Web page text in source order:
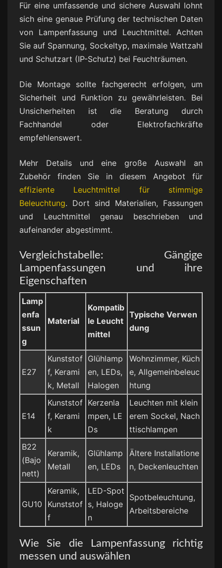
Für eine umfassende und sichere Auswahl lohnt
sich eine genaue Prüfung der technischen Daten
von Lampenfassung und Leuchtmittel. Achten
Sie auf Spannung, Sockeltyp, maximale Wattzahl
und Schutzart (IP-Schutz) bei Feuchträumen.
Die Montage sollte fachgerecht erfolgen, um
Sicherheit und Funktion zu gewährleisten. Bei
Unsicherheiten ist die Beratung durch
Fachhandel oder Elektrofachkräfte
empfehlenswert.
Mehr Details und eine große Auswahl an
Zubehör finden Sie in diesem Angebot für
effiziente Leuchtmittel für stimmige
Beleuchtung. Dort sind Materialien, Fassungen
und Leuchtmittel genau beschrieben und
aufeinander abgestimmt.
Vergleichstabelle: Gängige
Lampenfassungen und ihre
Eigenschaften
Lamp
enfa
ssun
g
Material
Kompatib
le Leucht
mittel
Typische Verwen
dung
E27
Kunststof
f, Kerami
k, Metall
Glühlamp
en, LEDs,
Halogen
Wohnzimmer, Küch
e, Allgemeinbeleuc
htung
E14
Kunststof
f, Kerami
k
Kerzenla
mpen, LE
Ds
Leuchten mit klein
erem Sockel, Nach
ttischlampen
B22
(Bajo
nett)
Keramik,
Metall
Glühlamp
en, LEDs
Ältere Installatione
n, Deckenleuchten
GU10
Keramik,
Kunststof
f
LED-Spot
s, Haloge
n
Spotbeleuchtung,
Arbeitsbereiche
Wie Sie die Lampenfassung richtig
messen und auswählen